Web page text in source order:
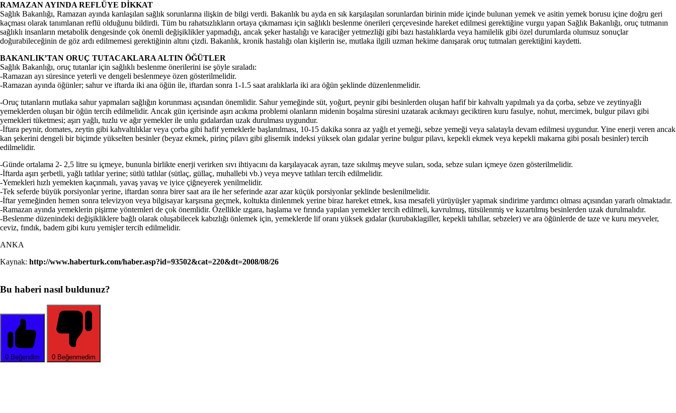
RAMAZAN AYINDA REFLÜYE DİKKAT
Sağlık Bakanlığı, Ramazan ayında karılaşılan sağlık sorunlarına ilişkin de bilgi verdi. Bakanlık bu ayda en sık karşılaşılan sorunlardan birinin mide içinde bulunan yemek ve asitin yemek borusu içine doğru geri
kaçması olarak tanımlanan reflü olduğunu bildirdi. Tüm bu rahatsızlıkların ortaya çıkmaması için sağlıklı beslenme önerileri çerçevesinde hareket edilmesi gerektiğine vurgu yapan Sağlık Bakanlığı, oruç tutmanın
sağlıklı insanların metabolik dengesinde çok önemli değişiklikler yapmadığı, ancak şeker hastalığı ve karaciğer yetmezliği gibi bazı hastalıklarda veya hamilelik gibi özel durumlarda olumsuz sonuçlar
doğurabileceğinin de göz ardı edilmemesi gerektiğinin altını çizdi. Bakanlık, kronik hastalığı olan kişilerin ise, mutlaka ilgili uzman hekime danışarak oruç tutmaları gerektiğini kaydetti.
BAKANLIK’TAN ORUÇ TUTACAKLARA ALTIN ÖĞÜTLER
Sağlık Bakanlığı, oruç tutanlar için sağlıklı beslenme önerilerini ise şöyle sıraladı:
-Ramazan ayı süresince yeterli ve dengeli beslenmeye özen gösterilmelidir.
-Ramazan ayında öğünler; sahur ve iftarda iki ana öğün ile, iftardan sonra 1-1.5 saat aralıklarla iki ara öğün şeklinde düzenlenmelidir.
-Oruç tutanların mutlaka sahur yapmaları sağlığın korunması açısından önemlidir. Sahur yemeğinde süt, yoğurt, peynir gibi besinlerden oluşan hafif bir kahvaltı yapılmalı ya da çorba, sebze ve zeytinyağlı
yemeklerden oluşan bir öğün tercih edilmelidir. Ancak gün içerisinde aşırı acıkma problemi olanların midenin boşalma süresini uzatarak acıkmayı geciktiren kuru fasulye, nohut, mercimek, bulgur pilavı gibi
yemekleri tüketmesi; aşırı yağlı, tuzlu ve ağır yemekler ile unlu gıdalardan uzak durulması uygundur.
-İftara peynir, domates, zeytin gibi kahvaltılıklar veya çorba gibi hafif yemeklerle başlanılması, 10-15 dakika sonra az yağlı et yemeği, sebze yemeği veya salatayla devam edilmesi uygundur. Yine enerji veren ancak
kan şekerini dengeli bir biçimde yükselten besinler (beyaz ekmek, pirinç pilavı gibi glisemik indeksi yüksek olan gıdalar yerine bulgur pilavı, kepekli ekmek veya kepekli makarna gibi posalı besinler) tercih
edilmelidir.
-Günde ortalama 2- 2,5 litre su içmeye, bununla birlikte enerji verirken sıvı ihtiyacını da karşılayacak ayran, taze sıkılmış meyve suları, soda, sebze suları içmeye özen gösterilmelidir.
-İftarda aşırı şerbetli, yağlı tatlılar yerine; sütlü tatlılar (sütlaç, güllaç, muhallebi vb.) veya meyve tatlıları tercih edilmelidir.
-Yemekleri hızlı yemekten kaçınmalı, yavaş yavaş ve iyice çiğneyerek yenilmelidir.
-Tek seferde büyük porsiyonlar yerine, iftardan sonra birer saat ara ile her seferinde azar azar küçük porsiyonlar şeklinde beslenilmelidir.
-İftar yemeğinden hemen sonra televizyon veya bilgisayar karşısına geçmek, koltukta dinlenmek yerine biraz hareket etmek, kısa mesafeli yürüyüşler yapmak sindirime yardımcı olması açısından yararlı olmaktadır.
-Ramazan ayında yemeklerin pişirme yöntemleri de çok önemlidir. Özellikle ızgara, haşlama ve fırında yapılan yemekler tercih edilmeli, kavrulmuş, tütsülenmiş ve kızartılmış besinlerden uzak durulmalıdır.
-Beslenme düzenindeki değişikliklere bağlı olarak oluşabilecek kabızlığı önlemek için, yemeklerde lif oranı yüksek gıdalar (kurubaklagiller, kepekli tahıllar, sebzeler) ve ara öğünlerde de taze ve kuru meyveler,
ceviz, fındık, badem gibi kuru yemişler tercih edilmelidir.
ANKA
Kaynak: http://www.haberturk.com/haber.asp?id=93502&cat=220&dt=2008/08/26
Bu haberi nasıl buldunuz?
0 Beğendim 0 Beğenmedim